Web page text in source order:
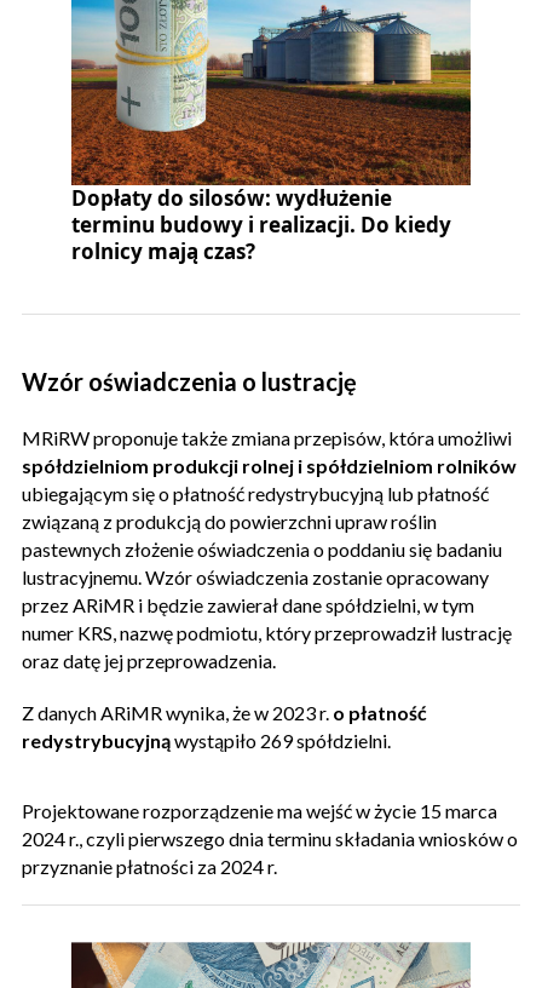
Dopłaty do silosów: wydłużenie
terminu budowy i realizacji. Do kiedy
rolnicy mają czas?
Wzór oświadczenia o lustrację
MRiRW proponuje także zmiana przepisów, która umożliwi
spółdzielniom produkcji rolnej i spółdzielniom rolników
ubiegającym się o płatność redystrybucyjną lub płatność
związaną z produkcją do powierzchni upraw roślin
pastewnych złożenie oświadczenia o poddaniu się badaniu
lustracyjnemu. Wzór oświadczenia zostanie opracowany
przez ARiMR i będzie zawierał dane spółdzielni, w tym
numer KRS, nazwę podmiotu, który przeprowadził lustrację
oraz datę jej przeprowadzenia.
Z danych ARiMR wynika, że w 2023 r. o płatność
redystrybucyjnąwystąpiło 269 spółdzielni.
Projektowane rozporządzenie ma wejść w życie 15 marca
2024 r., czyli pierwszego dnia terminu składania wniosków o
przyznanie płatności za 2024 r.